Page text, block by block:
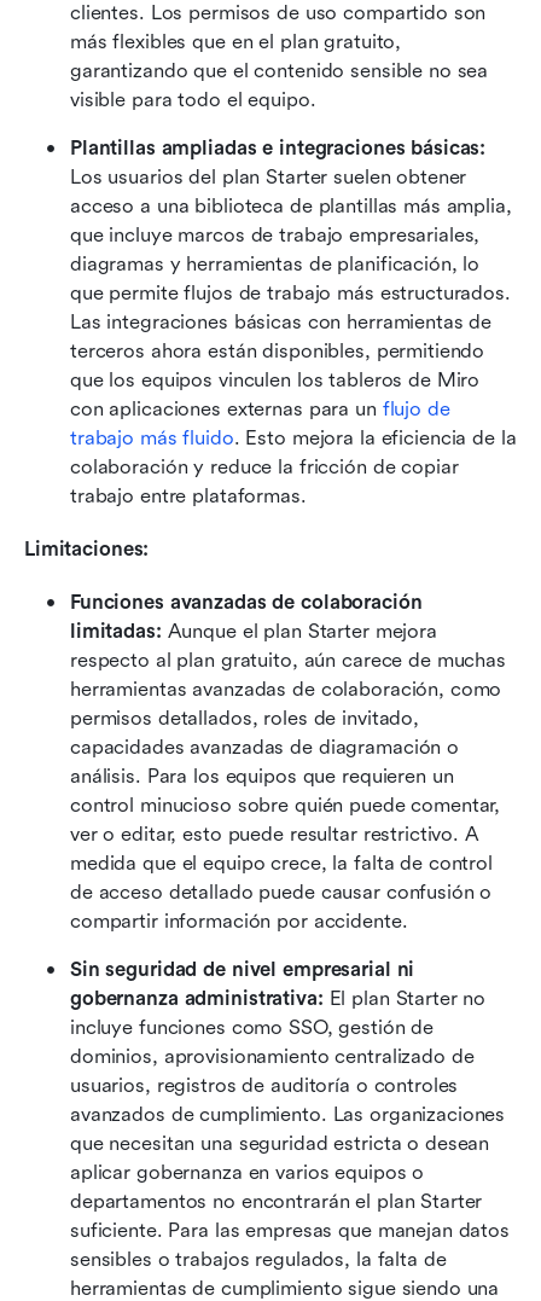
clientes. Los permisos de uso compartido son
más flexibles que en el plan gratuito,
garantizando que el contenido sensible no sea
visible para todo el equipo.
Los usuarios del plan Starter suelen obtener
acceso a una biblioteca de plantillas más amplia,
que incluye marcos de trabajo empresariales,
diagramas y herramientas de planificación, lo
que permite flujos de trabajo más estructurados.
Las integraciones básicas con herramientas de
terceros ahora están disponibles, permitiendo
que los equipos vinculen los tableros de Miro
con aplicaciones externas para un flujo de
trabajo más fluido. Esto mejora la eficiencia de la
colaboración y reduce la fricción de copiar
trabajo entre plataformas.
Limitaciones:
Funciones avanzadas de colaboración
limitadas: Aunque el plan Starter mejora
respecto al plan gratuito, aún carece de muchas
herramientas avanzadas de colaboración, como
permisos detallados, roles de invitado,
capacidades avanzadas de diagramación o
análisis. Para los equipos que requieren un
control minucioso sobre quién puede comentar,
ver o editar, esto puede resultar restrictivo. A
medida que el equipo crece, la falta de control
de acceso detallado puede causar confusión o
compartir información por accidente.
Sin seguridad de nivel empresarial ni
gobernanza administrativa: El plan Starter no
incluye funciones como SSO, gestión de
dominios, aprovisionamiento centralizado de
usuarios, registros de auditoría o controles
avanzados de cumplimiento. Las organizaciones
que necesitan una seguridad estricta o desean
aplicar gobernanza en varios equipos o
departamentos no encontrarán el plan Starter
suficiente. Para las empresas que manejan datos
sensibles o trabajos regulados, la falta de
herramientas de cumplimiento sigue siendo una